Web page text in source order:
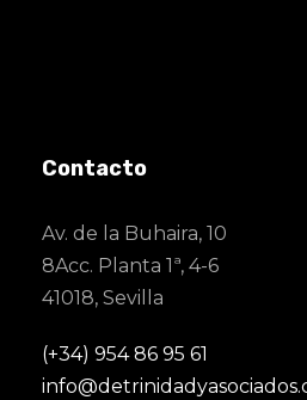
Contacto
Av. de la Buhaira, 10
8Acc. Planta 1ª, 4-6
41018, Sevilla
(+34) 954 86 95 61